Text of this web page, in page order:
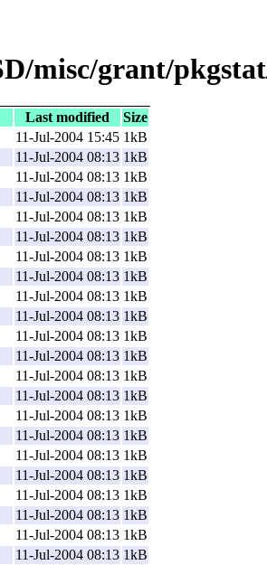
misc/grant/
Last modified
Size
11-Jul-2004 15:45 1kB
11-Jul-2004 08:13 1kB
11-Jul-2004 08:13 1kB
11-Jul-2004 08:13 1kB
11-Jul-2004 08:13 1kB
11-Jul-2004 08:13 1kB
11-Jul-2004 08:13 1kB
11-Jul-2004 08:13 1kB
11-Jul-2004 08:13 1kB
11-Jul-2004 08:13 1kB
11-Jul-2004 08:13 1kB
11-Jul-2004 08:13 1kB
11-Jul-2004 08:13 1kB
11-Jul-2004 08:13 1kB
11-Jul-2004 08:13 1kB
11-Jul-2004 08:13 1kB
11-Jul-2004 08:13 1kB
11-Jul-2004 08:13 1kB
11-Jul-2004 08:13 1kB
11-Jul-2004 08:13 1kB
11-Jul-2004 08:13 1kB
11-Jul-2004 08:13 1kB